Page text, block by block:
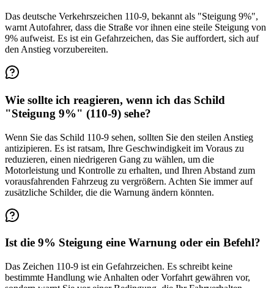
Das deutsche Verkehrszeichen 110-9, bekannt als "Steigung 9%",
warnt Autofahrer, dass die Straße vor ihnen eine steile Steigung von
9% aufweist. Es ist ein Gefahrzeichen, das Sie auffordert, sich auf
den Anstieg vorzubereiten.
Wie sollte ich reagieren, wenn ich das Schild
"Steigung 9%" (110-9) sehe?
Wenn Sie das Schild 110-9 sehen, sollten Sie den steilen Anstieg
antizipieren. Es ist ratsam, Ihre Geschwindigkeit im Voraus zu
reduzieren, einen niedrigeren Gang zu wählen, um die
Motorleistung und Kontrolle zu erhalten, und Ihren Abstand zum
vorausfahrenden Fahrzeug zu vergrößern. Achten Sie immer auf
zusätzliche Schilder, die die Warnung ändern könnten.
Ist die 9% Steigung eine Warnung oder ein Befehl?
Das Zeichen 110-9 ist ein Gefahrzeichen. Es schreibt keine
bestimmte Handlung wie Anhalten oder Vorfahrt gewähren vor,